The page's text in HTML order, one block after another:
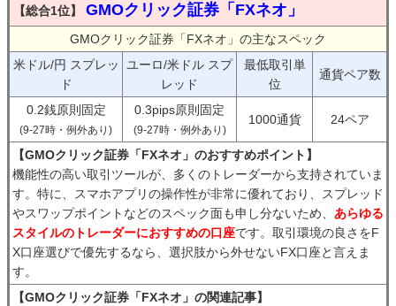
【総合1位】 GMOクリック証券「FXネオ」
GMOクリック証券「FXネオ」の主なスペック
米ドル/円 スプレッ
ド
ユーロ/米ドル スプ
レッド
最低取引単
位
通貨ペア数
0.2銭原則固定
(9-27時・例外あり)
0.3pips原則固定
(9-27時・例外あり)
1000通貨 24ペア
【GMOクリック証券「FXネオ」のおすすめポイント】
機能性の高い取引ツールが、多くのトレーダーから支持されていま
す。特に、スマホアプリの操作性が非常に優れており、スプレッド
やスワップポイントなどのスペック面も申し分ないため、 あらゆる
スタイルのトレーダーにおすすめの口座です。取引環境の良さをF
X口座選びで優先するなら、選択肢から外せないFX口座と言えま
す。
【GMOクリック証券「FXネオ」の関連記事】